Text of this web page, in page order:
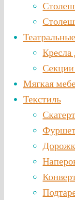
Кресла
Секции
Мягкая
Текстиль